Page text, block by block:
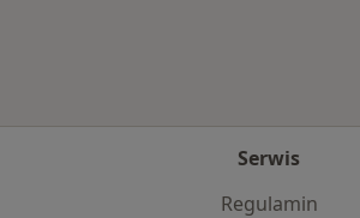
Serwis
Regulamin